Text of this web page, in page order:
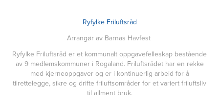
Ryfylke Friluftsråd
Arrangør av Barnas Havfest
Ryfylke Friluftsråd er et kommunalt oppgavefelleskap bestående
av 9 medlemskommuner i Rogaland. Friluftsrådet har en rekke
med kjerneoppgaver og er i kontinuerlig arbeid for å
tilrettelegge, sikre og drifte friluftsområder for et variert friluftsliv
til allment bruk.